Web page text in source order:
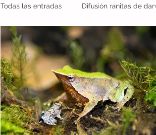
Todas las entradas Difusión ranitas de
Colaboraciones Nueva población
Publicaciones anfibios chilenos
Plan RECOGE Ranitas de Darwin